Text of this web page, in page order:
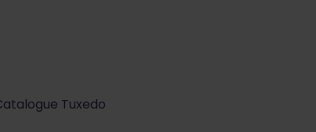
Tuxedo